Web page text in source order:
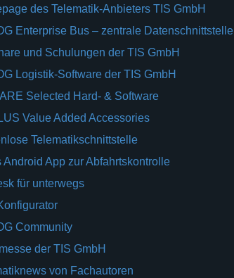
des Telematik-Anbieters TIS GmbH
Enterprise Bus – zentrale Datenschnittstelle
und Schulungen der TIS GmbH
Logistik-Software der TIS GmbH
Selected Hard- & Software
Value Added Accessories
Telematikschnittstelle
Android App zur Abfahrtskontrolle
für unterwegs
Community
der TIS GmbH
von Fachautoren